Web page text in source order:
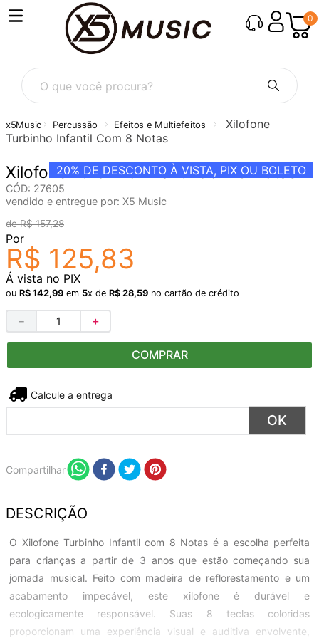
0
O que você procura?
Percussão Efeitos e Multiefeitos
Xilofone
Turbinho Infantil Com 8 Notas
20% DE DESCONTO À VISTA, PIX OU BOLETO
Xilofone Turbinho Infantil Com 8 Notas
CÓD: 27605
vendido e entregue por: X5 Music
R$ 157,28
Por
R$ 125,83
Á vista no PIX
ou R$ 142,99 em 5x de R$ 28,59 no cartão de crédito
＋
－
COMPRAR
Não sei meu CEP
Compartilhar
DESCRIÇÃO
O Xilofone Turbinho Infantil com 8 Notas é a escolha perfeita
para crianças a partir de 3 anos que estão começando sua
jornada musical. Feito com madeira de reflorestamento e um
acabamento impecável, este xilofone é durável e
ecologicamente responsável. Suas 8 teclas coloridas
proporcionam uma experiência visual e auditiva envolvente,